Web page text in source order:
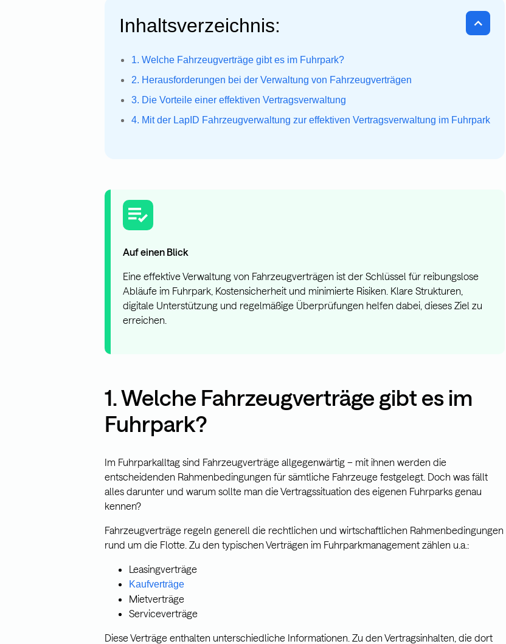
Inhaltsverzeichnis:
1. Welche Fahrzeugverträge gibt es im Fuhrpark?
2. Herausforderungen bei der Verwaltung von Fahrzeugverträgen
3. Die Vorteile einer effektiven Vertragsverwaltung
4. Mit der LapID Fahrzeugverwaltung zur effektiven Vertragsverwaltung im Fuhrpark
Auf einen Blick
Eine effektive Verwaltung von Fahrzeugverträgen ist der Schlüssel für reibungslose
Abläufe im Fuhrpark, Kostensicherheit und minimierte Risiken. Klare Strukturen,
digitale Unterstützung und regelmäßige Überprüfungen helfen dabei, dieses Ziel zu
erreichen.
1. Welche Fahrzeugverträge gibt es im
Fuhrpark?
Im Fuhrparkalltag sind Fahrzeugverträge allgegenwärtig – mit ihnen werden die
entscheidenden Rahmenbedingungen für sämtliche Fahrzeuge festgelegt. Doch was fällt
alles darunter und warum sollte man die Vertragssituation des eigenen Fuhrparks genau
kennen?
Fahrzeugverträge regeln generell die rechtlichen und wirtschaftlichen Rahmenbedingungen
rund um die Flotte. Zu den typischen Verträgen im Fuhrparkmanagement zählen u.a.:
Leasingverträge
Kaufverträge
Mietverträge
Serviceverträge
Diese Verträge enthalten unterschiedliche Informationen. Zu den Vertragsinhalten, die dort